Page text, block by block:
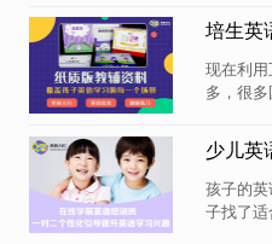
有没有
他们有
了，咱
用会不
现在利
多，很
能在平
好?作为
教育方
下什么
孩子的
子找了